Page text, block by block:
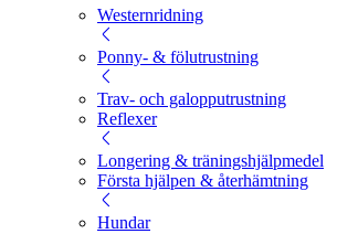
Westernridning
Ponny- & fölutrustning
Trav- och galopputrustning
Reflexer
Longering & träningshjälpmedel
Första hjälpen & återhämtning
Hundar